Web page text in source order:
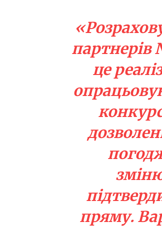
партнерів
це
пряму.